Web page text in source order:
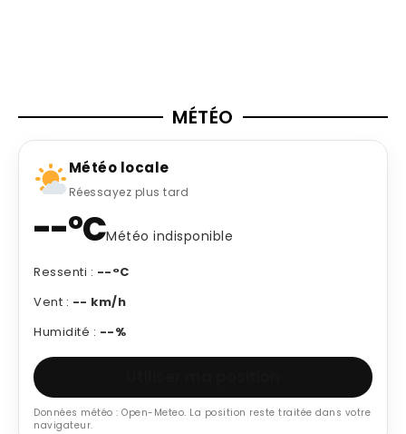
MÉTÉO
Météo locale
Réessayez plus tard
--°CMétéo indisponible
Ressenti : --°C
Vent : -- km/h
Humidité : --%
Données météo : Open-Meteo. La position reste traitée dans votre
navigateur.